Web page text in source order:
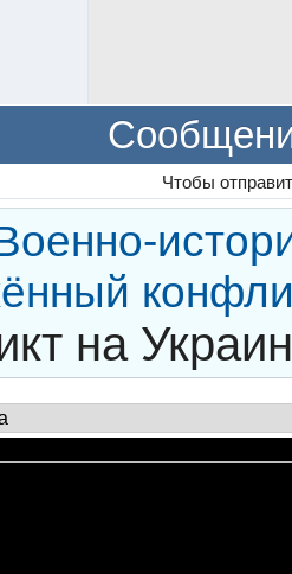
Чтобы
на